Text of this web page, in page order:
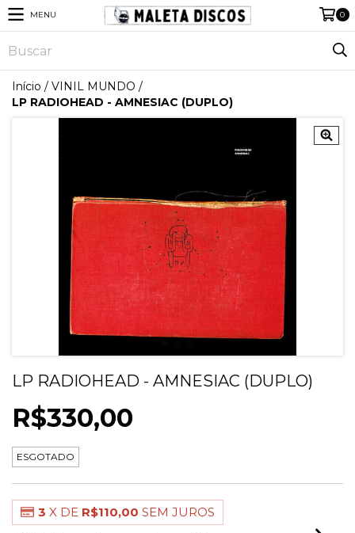
MENU 0
Início / VINIL MUNDO /
LP RADIOHEAD - AMNESIAC (DUPLO)
LP RADIOHEAD - AMNESIAC (DUPLO)
R$330,00
ESGOTADO
3 X DE R$110,00 SEM JUROS